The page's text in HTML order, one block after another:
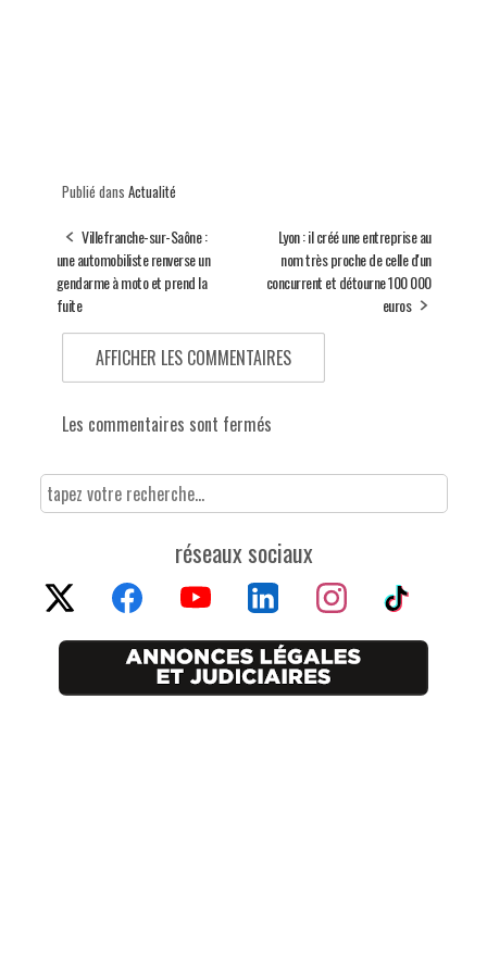
Publié dans Actualité
Villefranche-sur-Saône :
une automobiliste renverse un
gendarme à moto et prend la
fuite
Lyon : il créé une entreprise au
nom très proche de celle d'un
concurrent et détourne 100 000
euros
AFFICHER LES COMMENTAIRES
Les commentaires sont fermés
réseaux sociaux